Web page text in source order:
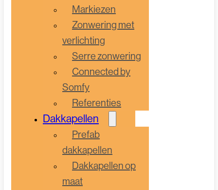
Markiezen
Zonwering met
verlichting
Serre zonwering
Connected by
Somfy
Referenties
Dakkapellen
Prefab
dakkapellen
Dakkapellen op
maat